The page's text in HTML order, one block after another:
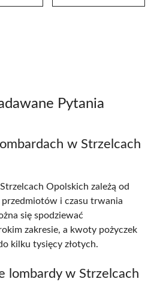
Pytania
w Strzelcach
Opolskich zależą od
i czasu trwania
się spodziewać
zakresie, a kwoty pożyczek
kilku tysięcy złotych.
lombardy w Strzelcach